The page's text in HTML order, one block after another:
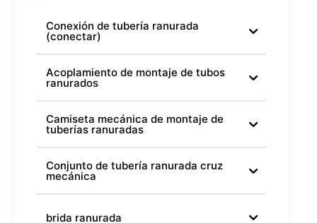
Conexión de tubería ranurada
(conectar)
Acoplamiento de montaje de tubos
ranurados
Camiseta mecánica de montaje de
tuberías ranuradas
Conjunto de tubería ranurada cruz
mecánica
brida ranurada